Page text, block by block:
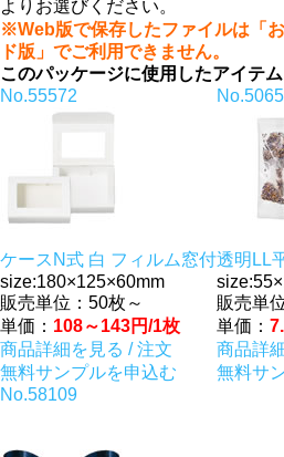
よりお選びください。
※Web版で保存したファイルは「
ド版」でご利用できません。
このパッケージに使用したアイテム
No.55572
ケースN式 白 フィルム窓付
size:180×125×60mm
販売単位：50枚～
単価： 108～143円/1枚
商品詳細を見る / 注文
無料サンプルを申込む
透明LL
販売単
単価：
商品詳
無料サ
No.58109